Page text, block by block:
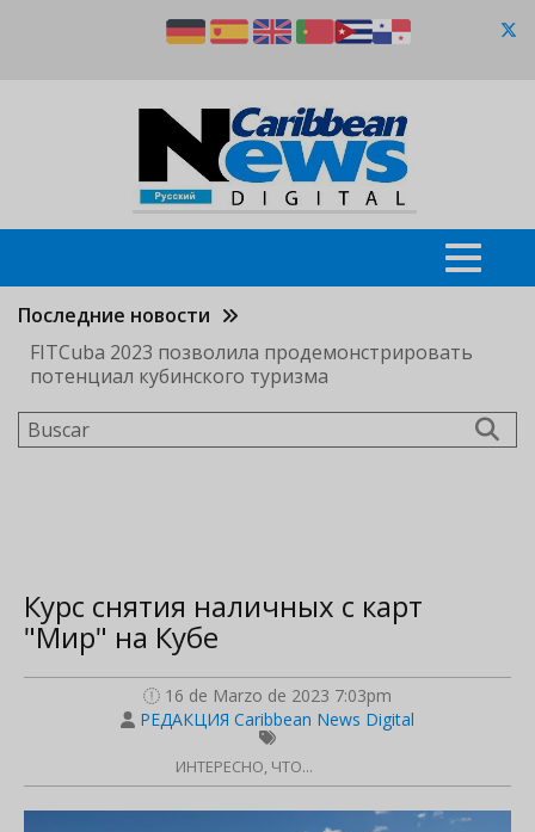
Последние новости
FITCuba 2023 позволила продемонстрировать
потенциал кубинского туризма
Buscar
Курс снятия наличных с карт
"Мир" на Кубе
16 de Marzo de 2023 7:03pm
РЕДАКЦИЯ Caribbean News Digital
ИНТЕРЕСНО, ЧТО...